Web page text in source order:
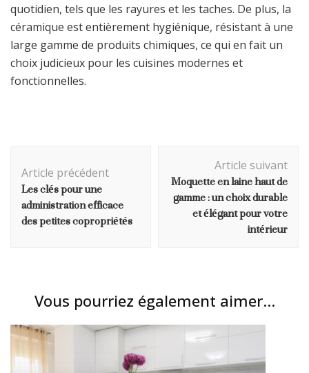
quotidien, tels que les rayures et les taches. De plus, la
céramique est entièrement hygiénique, résistant à une
large gamme de produits chimiques, ce qui en fait un
choix judicieux pour les cuisines modernes et
fonctionnelles.
d'article
Article précédent
Les clés pour une
administration efficace
des petites copropriétés
Article suivant
Moquette en laine haut de
gamme : un choix durable
et élégant pour votre
intérieur
Vous pourriez également aimer...